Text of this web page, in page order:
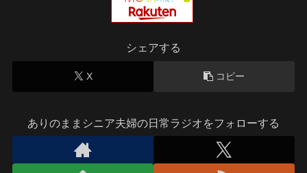
シェアする
X コピー
ありのままシニア夫婦の日常ラジオをフォローする